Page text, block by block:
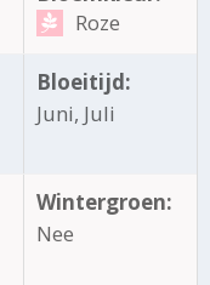
Roze
Bloeitijd:
Juni, Juli
Wintergroen:
Nee